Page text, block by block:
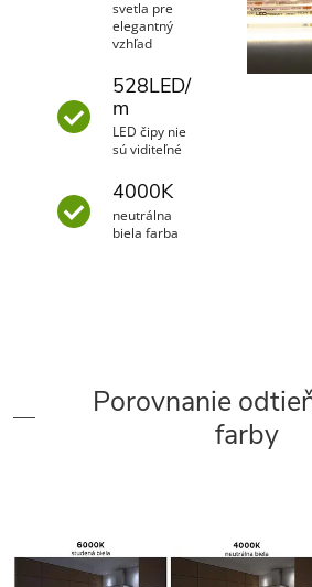
svetla pre
elegantný
vzhľad
528LED/
m
LED čipy nie
sú viditeľné
4000K
neutrálna
biela farba
Porovnanie
farby